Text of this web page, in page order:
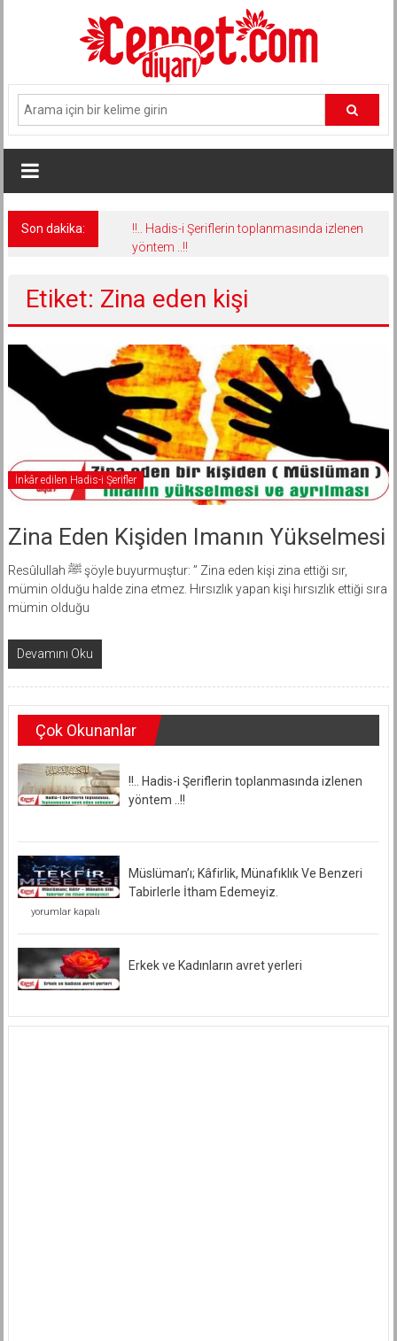
Son dakika:
!!.. Hadis-i Şeriflerin toplanmasında izlenen
yöntem ..!!
Etiket: Zina eden kişi
İnkâr edilen Hadis-i Şerifler
Zina Eden Kişiden Imanın Yükselmesi
Resûlullah ﷺ şöyle buyurmuştur: ” Zina eden kişi zina ettiği sır,
mümin olduğu halde zina etmez. Hırsızlık yapan kişi hırsızlık ettiği sıra
mümin olduğu
Devamını Oku
Çok Okunanlar
!!.. Hadis-i Şeriflerin toplanmasında izlenen
yöntem ..!!
Müslüman’ı; Kâfirlik, Münafıklık Ve Benzeri
Tabirlerle İtham Edemeyiz.
Müslüman’ı;
Münafıklık
Ve
Benzeri
Tabirlerle
İtham
yorumlar kapalı
Erkek ve Kadınların avret yerleri